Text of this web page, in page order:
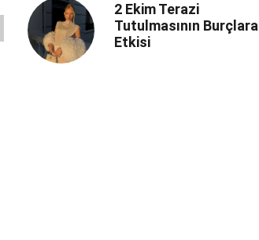
2 Ekim Terazi
Tutulmasının Burçlara
Etkisi